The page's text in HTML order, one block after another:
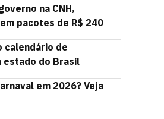
na CNH,
pacotes de R$ 240
calendário de
estado do Brasil
em 2026? Veja